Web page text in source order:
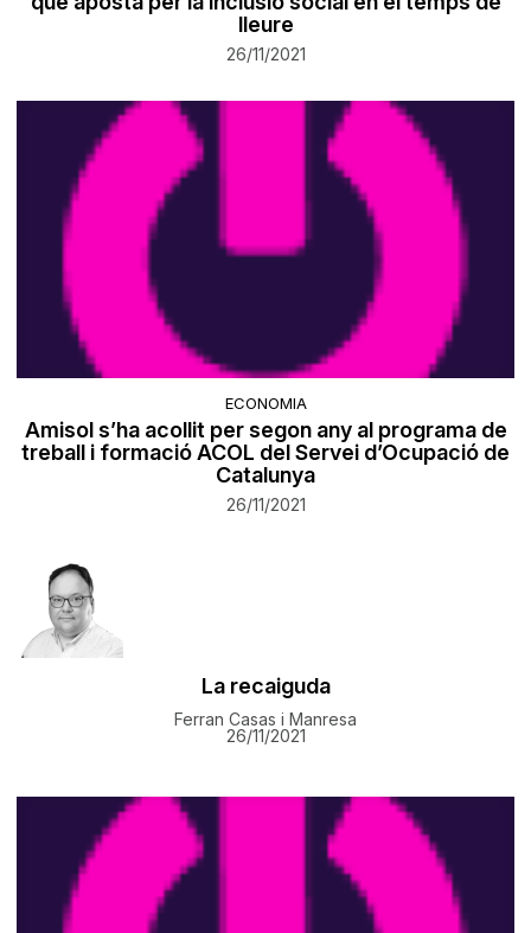
lleure
26/11/2021
ECONOMIA
Amisol s’ha acollit per segon any al programa de
treball i formació ACOL del Servei d’Ocupació de
Catalunya
26/11/2021
La recaiguda
Ferran Casas i Manresa
26/11/2021